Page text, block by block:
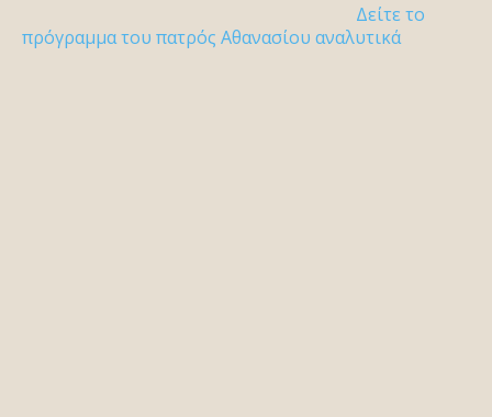
Δείτε το
πρόγραμμα του πατρός Αθανασίου αναλυτικά